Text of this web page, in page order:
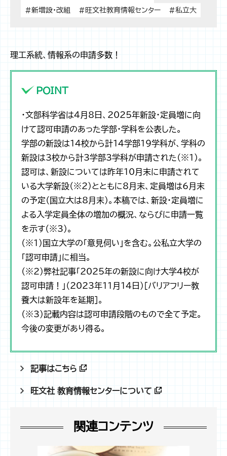
#新増設・改組
#旺文社教育情報センター #私立大
理工系統、情報系の申請多数！
POINT
・文部科学省は4月8日、2025年新設・定員増に向
けて認可申請のあった学部・学科を公表した。
学部の新設は14校から計14学部19学科が、学科の
新設は3校から計3学部3学科が申請された（※1）。
認可は、新設については昨年10月末に申請されて
いる大学新設（※2）とともに8月末、定員増は6月末
の予定（国立大は8月末）。本稿では、新設・定員増に
よる入学定員全体の増加の概況、ならびに申請一覧
を示す（※3）。
（※1）国立大学の「意見伺い」を含む。公私立大学の
「認可申請」に相当。
（※2）弊社記事「2025年の新設に向け大学4校が
認可申請！」（2023年11月14日）［バリアフリー教
養大は新設年を延期］。
（※3）記載内容は認可申請段階のもので全て予定。
今後の変更があり得る。
記事はこちら
旺文社 教育情報センターについて
関連コンテンツ